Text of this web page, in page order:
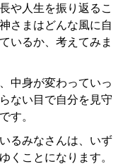
や人生を振り返るこ
さまはどんな風に自
いるか、考えてみま
中身が変わっていっ
ない目で自分を見守
す。
るみなさんは、いず
くことになります。